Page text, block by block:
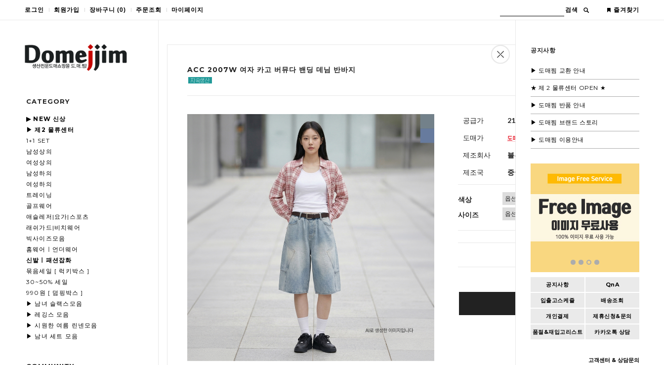
로그인 회원가입 장바구니 (0) 주문조회 마이페이지 검색 즐겨찾기
CATEGORY
▶ NEW 신상
▶ 제2 물류센터
1+1 SET
남성상의
여성상의
남성하의
여성하의
트레이닝
골프웨어
애슬레저|요가|스포츠
래쉬가드|비치웨어
빅사이즈모음
홈웨어ㅣ언더웨어
신발ㅣ패션잡화
묶음세일 [ 럭키박스 ]
30~50% 세일
990원 [ 덤핑박스 ]
▶ 남녀 슬랙스모음
▶ 레깅스 모음
▶ 시원한 여름 린넨모음
▶ 남녀 세트 모음
공지사항
▶ 도매찜 교환 안내
★ 제 2 물류센터 OPEN ★
▶ 도매찜 반품 안내
▶ 도매찜 브랜드 스토리
▶ 도매찜 이용안내
공지사항 QnA
입출고스케쥴 배송조회
개인결제 제휴신청&문의
품절&재입고리스트 카카오톡 상담
고객센터 & 상담문의
ACC 2007W 여자 카고 버뮤다 밴딩 데님 반바지
공급가 21,000원(부가세별도)
도매가
제조회사 블루모드 제휴사
제조국 중국
색상
사이즈
BUY IT NOW
Cart Wishlist